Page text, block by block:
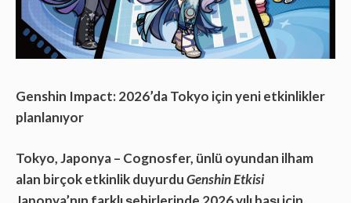
Genshin Impact: 2026’da Tokyo için yeni etkinlikler
planlanıyor
Tokyo, Japonya – Cognosfer, ünlü oyundan ilham
alan birçok etkinlik duyurduGenshin Etkisi